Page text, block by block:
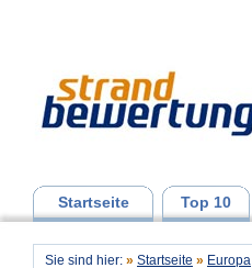
Startseite Top 10
Sie sind hier: » Startseite » Europa